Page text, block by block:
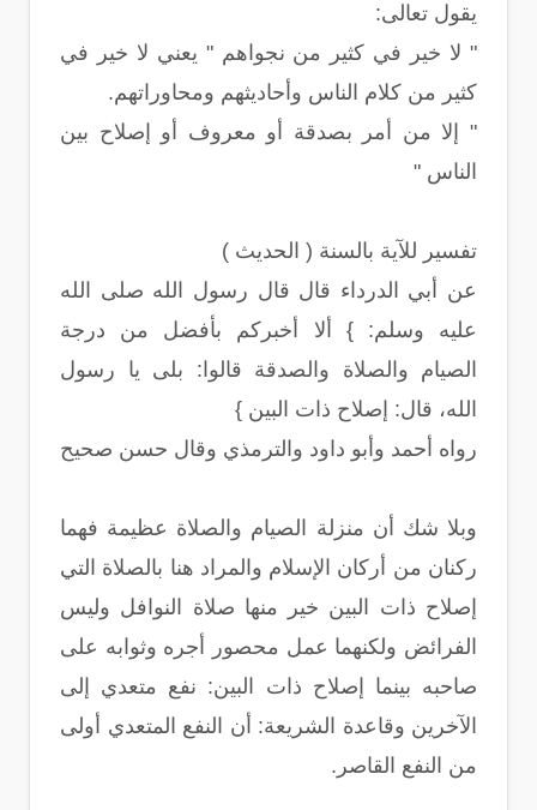
يقول تعالى:
" لا خير في كثير من نجواهم " يعني لا خير في
كثير من كلام الناس وأحاديثهم ومحاوراتهم.
" إلا من أمر بصدقة أو معروف أو إصلاح بين
الناس "
تفسير للآية بالسنة ( الحديث )
عن أبي الدرداء قال قال رسول الله صلى الله
عليه وسلم: } ألا أخبركم بأفضل من درجة
الصيام والصلاة والصدقة قالوا: بلى يا رسول
الله، قال: إصلاح ذات البين }
رواه أحمد وأبو داود والترمذي وقال حسن صحيح
وبلا شك أن منزلة الصيام والصلاة عظيمة فهما
ركنان من أركان الإسلام والمراد هنا بالصلاة التي
إصلاح ذات البين خير منها صلاة النوافل وليس
الفرائض ولكنهما عمل محصور أجره وثوابه على
صاحبه بينما إصلاح ذات البين: نفع متعدي إلى
الآخرين وقاعدة الشريعة: أن النفع المتعدي أولى
من النفع القاصر.